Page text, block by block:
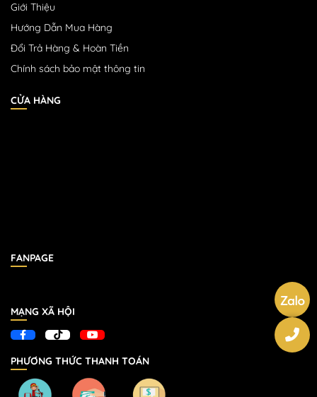
Giới Thiệu
Hướng Dẫn Mua Hàng
Đổi Trả Hàng & Hoàn Tiền
Chính sách bảo mật thông tin
CỬA HÀNG
FANPAGE
MẠNG XÃ HỘI
PHƯƠNG THỨC THANH TOÁN